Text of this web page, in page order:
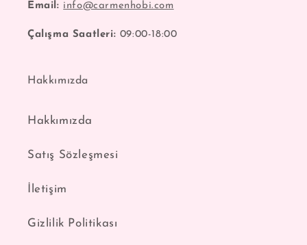
Email: info@carmenhobi.com
Çalışma Saatleri: 09:00-18:00
Hakkımızda
Hakkımızda
Satış Sözleşmesi
İletişim
Gizlilik Politikası